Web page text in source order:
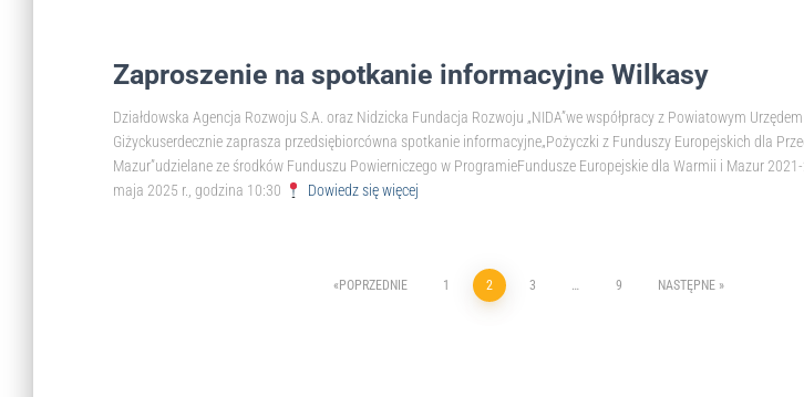
Zaproszenie na spotkanie informacyjne Wilkasy
Działdowska Agencja Rozwoju S.A. oraz Nidzicka Fundacja Rozwoju „NIDA”we współpracy z Powiatowym
Giżyckuserdecznie zaprasza przedsiębiorcówna spotkanie informacyjne„Pożyczki z Funduszy Europejskich dla
Mazur”udzielane ze środków Funduszu Powierniczego w ProgramieFundusze Europejskie dla Warmii i Mazur
maja 2025 r., godzina 10:30
Dowiedz się więcej
POPRZEDNIE 1 2 3 … 9 NASTĘPNE